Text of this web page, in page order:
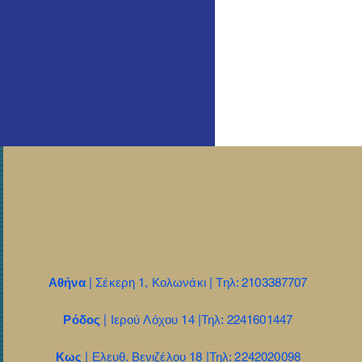
Αθήνα | Σέκερη 1, Κολωνάκι | Τηλ: 2103387707
Ρόδος | Ιερού Λόχου 14 |Τηλ: 2241601447
Κως | Ελευθ. Βενιζέλου 18 |Τηλ: 2242020098